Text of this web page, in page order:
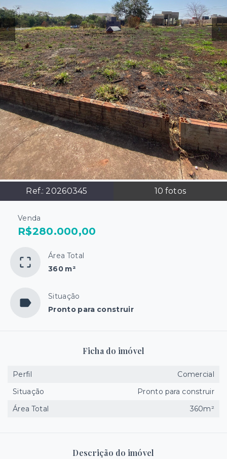
Ref.: 20260345 10 fotos
Venda
R$280.000,00
Área Total
360 m²
Situação
Pronto para construir
Descrição do imóvel
Ficha do imóvel
Perfil
Comercial
Situação
Pronto para construir
Área Total
360m²